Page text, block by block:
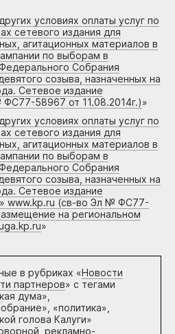
условиях оплаты услуг по
сетевого издания для
агитационных материалов в
по выборам в
Собрания
созыва, назначенных на
Сетевое издание
58967 от 11.08.2014г.)»
условиях оплаты услуг по
сетевого издания для
агитационных материалов в
по выборам в
Собрания
созыва, назначенных на
Сетевое издание
www.kp.ru (св-во Эл № ФС77-
на региональном
»
в рубриках «Новости
партнеров» с тегами
дума»,
«политика»,
голова Калуги»
рекламно-